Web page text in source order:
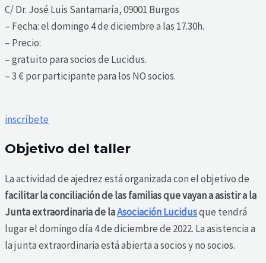
C/ Dr. José Luis Santamaría, 09001 Burgos
– Fecha: el domingo 4 de diciembre a las 17.30h.
– Precio:
– gratuito para socios de Lucidus.
– 3 € por participante para los NO socios.
inscríbete
Objetivo del taller
La actividad de ajedrez está organizada con el objetivo de
facilitar la conciliación de las familias que vayan a asistir a la
Junta extraordinaria de laAsociación Lucidusque tendrá
lugar el domingo día 4 de diciembre de 2022. La asistencia a
la junta extraordinaria está abierta a socios y no socios.